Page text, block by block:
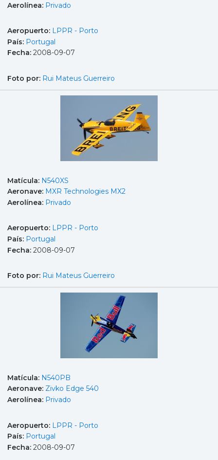
Aerolínea: Privado
Aeropuerto: LPPR - Porto
País: Portugal
Fecha: 2008-09-07
Foto por: Rui Mateus Guerreiro
Matícula: N540XS
Aeronave: MXR Technologies MX2
Aerolínea: Privado
Aeropuerto: LPPR - Porto
País: Portugal
Fecha: 2008-09-07
Foto por: Rui Mateus Guerreiro
Matícula: N540PB
Aeronave: Zivko Edge 540
Aerolínea: Privado
Aeropuerto: LPPR - Porto
País: Portugal
Fecha: 2008-09-07